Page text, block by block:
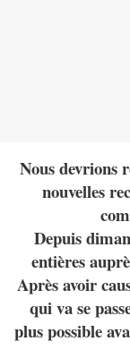
Nous devrions
nouvelles
Depuis
entières
Après avoir
qui va se
plus possible